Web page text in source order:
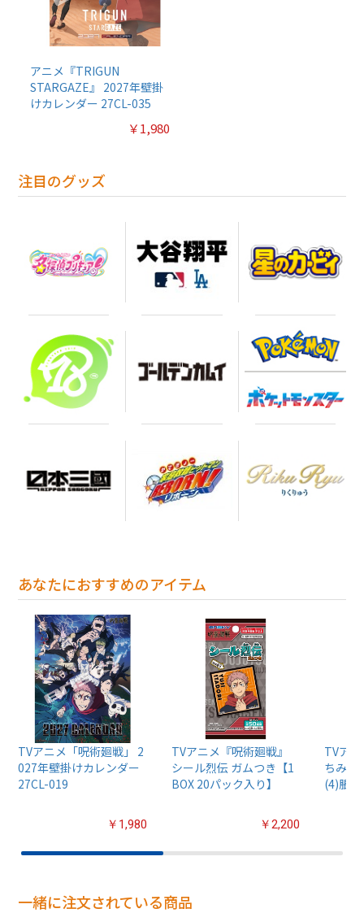
アニメ『TRIGUN
STARGAZE』 2027年壁掛
けカレンダー 27CL-035
￥1,980
注目のグッズ
あなたにおすすめのアイテム
TVアニメ「呪術廻戦」 2
027年壁掛けカレンダー
27CL-019
￥1,980
TVアニメ『呪術廻戦』
シール烈伝 ガムつき【1
BOX 20パック入り】
￥2,200
TVア
ちみけ
(4)脹相
一緒に注文されている商品